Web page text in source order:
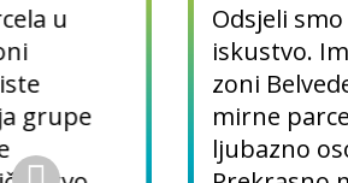
Odsjeli smo u ovom
iskustvo. Imamo kamper i
zoni Belvedere gdje se
mirne parcele. Kamp super
ljubazno osoblje, za djecu je